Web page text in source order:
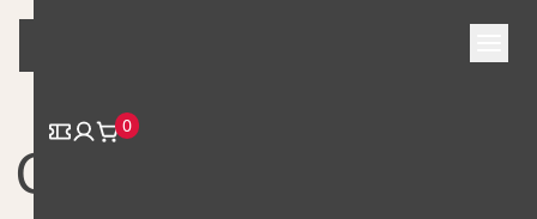
Skip
content
0
Cie Histoire De